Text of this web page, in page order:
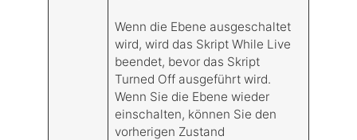
Wenn die Ebene ausgeschaltet
wird, wird das Skript While Live
beendet, bevor das Skript
Turned Off ausgeführt wird.
Wenn Sie die Ebene wieder
einschalten, können Sie den
vorherigen Zustand